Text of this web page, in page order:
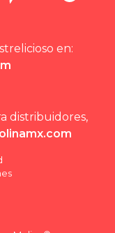
en:
distribuidores,